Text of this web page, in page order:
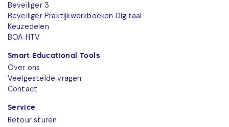
Beveiliger 3
Beveiliger Praktijkwerkboeken Digitaal
Keuzedelen
BOA HTV
Smart Educational Tools
Over ons
Veelgestelde vragen
Contact
Service
Retour sturen